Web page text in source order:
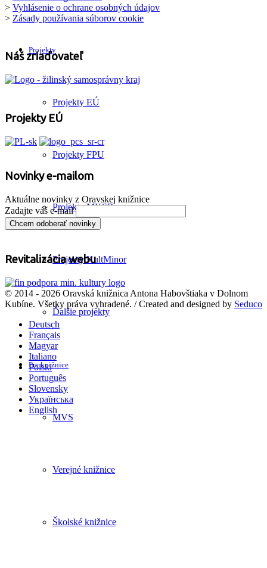
Projekty
Projekty EÚ
Projekty FPU
Projekty MKSR
Projekty KultMinor
Ďalšie projekty
Pre knižnice
MVS
Verejné knižnice
Školské knižnice
> Vyhlásenie o ochrane osobných údajov
> Zásady používania súborov cookie
Náš zriaďovateľ
Projekty EÚ
Novinky e-mailom
Aktuálne novinky z Oravskej knižnice
Zadajte váš e-mail
Revitalizácia webu
© 2014 - 2026 Oravská knižnica Antona Habovštiaka v Dolnom
Kubíne. Všetky práva vyhradené. / Created and designed by Seduco
Deutsch
Français
Magyar
Italiano
Polski
Português
Slovensky
Українська
English